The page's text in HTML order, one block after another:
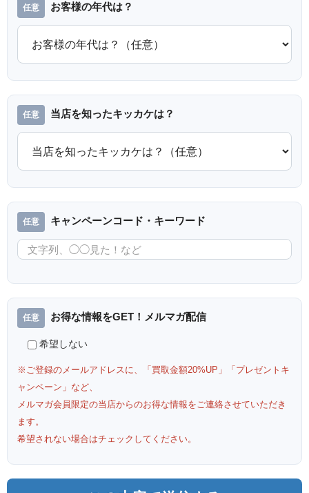
お客様の年代は？
当店を知ったキッカケは？
キャンペーンコード・キーワード
お得な情報をGET！メルマガ配信
希望しない
※ご登録のメールアドレスに、「買取金額20%UP」「プレゼントキ
ャンペーン」など、
メルマガ会員限定の当店からのお得な情報をご連絡させていただき
ます。
希望されない場合はチェックしてください。